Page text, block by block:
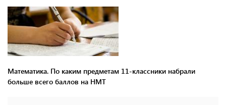
Математика. По каким предметам 11-классники набрали
больше всего баллов на НМТ